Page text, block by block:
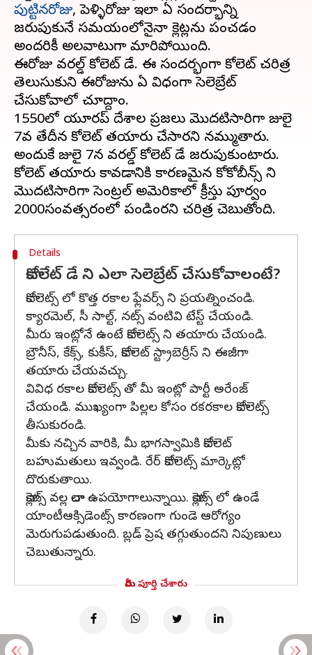
పుట్టినరోజు, పెళ్ళిరోజు ఇలా ఏ సందర్భాన్ని
జరుపుకునే సమయంలోనైనా చాక్లెట్లను పంచడం
అందరికీ అలవాటుగా మారిపోయింది.
ఈరోజు వరల్డ్ చాకోలెట్ డే. ఈ సందర్భంగా చాకోలెట్ చరిత్ర
తెలుసుకుని ఈరోజును ఏ విధంగా సెలెబ్రేట్
చేసుకోవాలో చూద్దాం.
1550లో యూరప్ దేశాల ప్రజలు మొదటిసారిగా జులై
7వ తేదీన చాకోలెట్ తయారు చేసారని నమ్ముతారు.
అందుకే జులై 7న వరల్డ్ చాకోలెట్ డే జరుపుకుంటారు.
చాకోలెట్ తయారు కావడానికి కారణమైన కోకోబీన్స్ ని
మొదటిసారిగా సెంట్రల్ అమెరికాలో క్రీస్తు పూర్వం
Details
చాకోలేట్ డే ని ఎలా సెలెబ్రేట్ చేసుకోవాలంటే?
చాకోలెట్స్ లో కొత్త రకాల ఫ్లేవర్స్ ని ప్రయత్నించండి.
క్యారమెల్, సీ సాల్ట్, నట్స్ వంటివి టేస్ట్ చేయండి.
మీరు ఇంట్లోనే ఉంటే చాకోలెట్స్ ని తయారు చేయండి.
బ్రౌనీస్, కేక్స్, కుకీస్, చాకోలెట్ స్ట్రాబెర్రీస్ ని ఈజీగా
తయారు చేయవచ్చు.
వివిధ రకాల చాకోలెట్స్ తో మీ ఇంట్లో పార్టీ అరేంజ్
చేయండి. ముఖ్యంగా పిల్లల కోసం రకరకాల చాకోలెట్స్
తీసుకురండి.
మీకు నచ్చిన వారికి, మీ భాగస్వామికి చాకోలెట్
బహుమతులు ఇవ్వండి. రేర్ చాకోలెట్స్ మార్కెట్లో
దొరుకుతాయి.
చాక్లెట్స్ వల్ల చాలా ఉపయోగాలున్నాయి. చాక్లెట్స్ లో ఉండే
యాంటీఆక్సిడెంట్స్ కారణంగా గుండె ఆరోగ్యం
మెరుగుపడుతుంది. బ్లడ్ ప్రెష తగ్గుతుందని నిపుణులు
చెబుతున్నారు.
మీరు పూర్తి చేశారు